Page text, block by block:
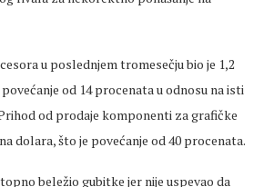
u poslednjem tromesečju bio je 1,2
od 14 procenata u odnosu na isti
od prodaje komponenti za grafičke
dolara, što je povećanje od 40 procenata.
beležio gubitke jer nije uspevao da